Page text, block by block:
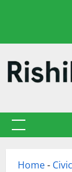
प्राथमिक
Home-